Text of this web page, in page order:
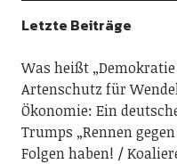
Letzte Beiträge
Was heißt
Artenschutz für
Ökonomie: Ein
Trumps „Rennen
Folgen haben!